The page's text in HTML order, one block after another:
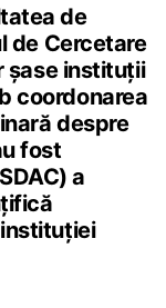
de
de Cercetare
șase instituții
coordonarea
despre
fost
a
instituției